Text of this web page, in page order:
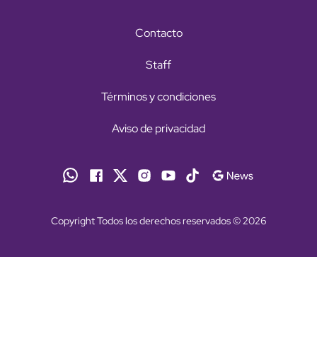
Contacto
Staff
Términos y condiciones
Aviso de privacidad
Copyright Todos los derechos reservados © 2026